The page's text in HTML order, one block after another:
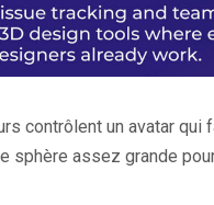
contrôlent un avatar
sphère assez grande